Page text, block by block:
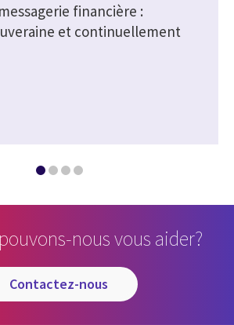
financière :
et continuellement
nous vous aider?
contactez-nous